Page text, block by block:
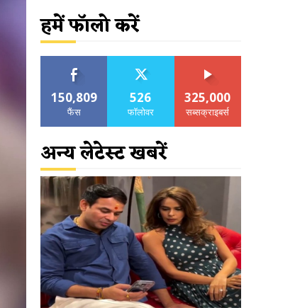
हमें फॉलो करें
150,809
फैंस
526
फॉलोवर
325,000
सब्सक्राइबर्स
अन्य लेटेस्ट खबरें